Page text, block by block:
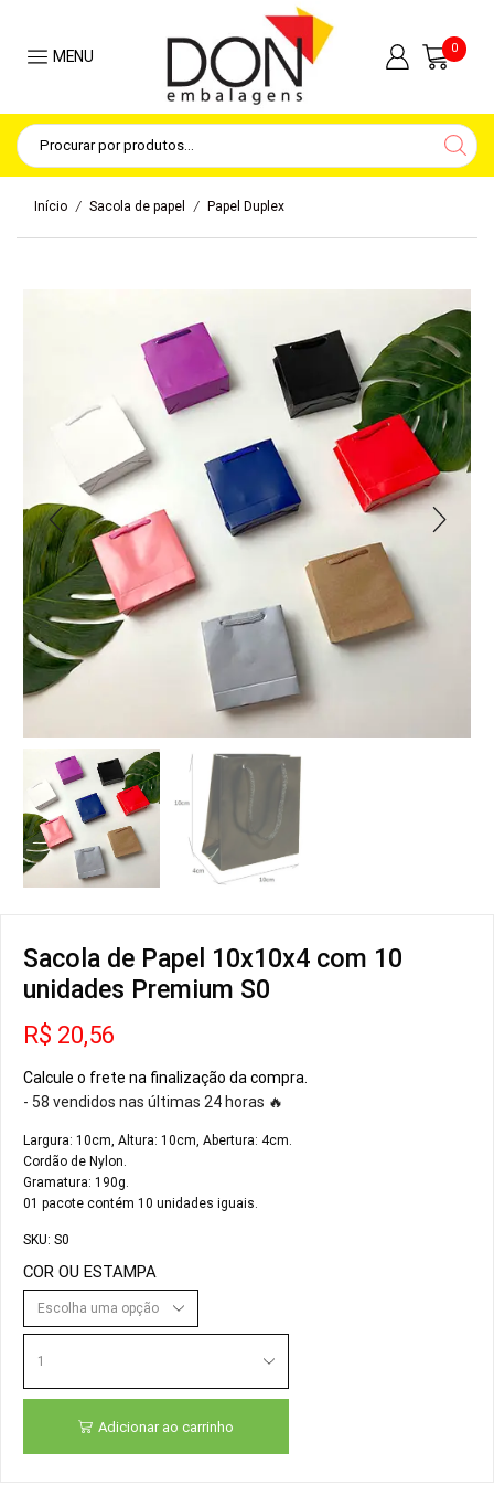
MENU 0
Início / Sacola de papel / Papel Duplex
Sacola de Papel 10x10x4 com 10
unidades Premium S0
R$ 20,56
Calcule o frete na finalização da compra.
- 58 vendidos nas últimas 24 horas 🔥
Largura: 10cm, Altura: 10cm, Abertura: 4cm.
Cordão de Nylon.
Gramatura: 190g.
01 pacote contém 10 unidades iguais.
SKU: S0
COR OU ESTAMPA
Adicionar ao carrinho